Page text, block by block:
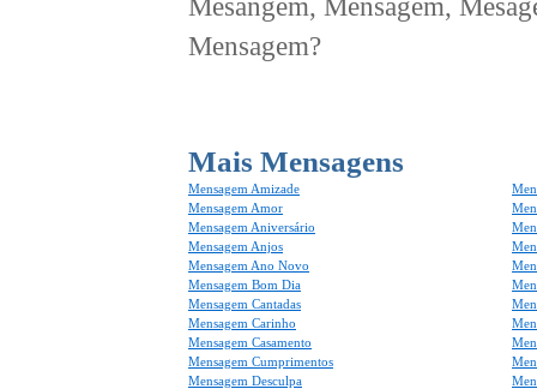
Mesangem, Mensagem,
Mensagem?
Mais Mensagens
Mensagem Amizade
Mensagem Amor
Mensagem Aniversário
Mensagem Anjos
Mensagem Ano Novo
Mensagem Bom Dia
Mensagem Cantadas
Mensagem Carinho
Mensagem Casamento
Mensagem Cumprimentos
Mensagem Desculpa